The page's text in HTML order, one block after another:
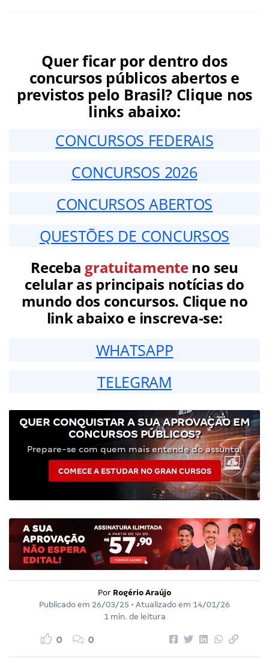
Quer ficar por dentro dos
concursos públicos abertos e
previstos pelo Brasil? Clique nos
links abaixo:
CONCURSOS FEDERAIS
CONCURSOS 2026
CONCURSOS ABERTOS
QUESTÕES DE CONCURSOS
Receba gratuitamenteno seu
celular as principais notícias do
mundo dos concursos. Clique no
link abaixo e inscreva-se:
WHATSAPP
TELEGRAM
QUER CONQUISTAR A SUA APROVAÇÃO EM
CONCURSOS PÚBLICOS?
Prepare-se com quem mais entende do assunto!
COMECE A ESTUDAR NO GRAN CURSOS
Por Rogério Araújo
Publicado em 26/03/25 • Atualizado em 14/01/26
1 min. de leitura
0 0